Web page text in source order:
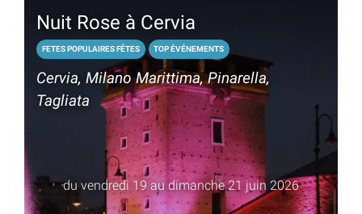
Nuit Rose à Cervia
FETES POPULAIRES FÊTES TOP ÉVÉNEMENTS
Cervia, Milano Marittima, Pinarella,
Tagliata
du vendredi 19 au dimanche 21 juin 2026